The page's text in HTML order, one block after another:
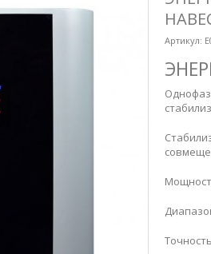
Артикул: